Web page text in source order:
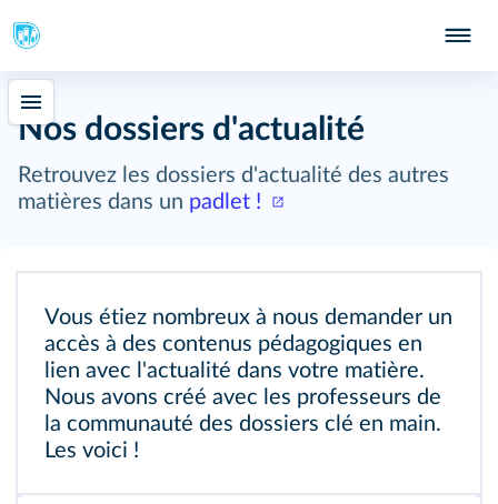
Nos dossiers d'actualité
Retrouvez les dossiers d'actualité des autres
matières dans un padlet !
Vous étiez nombreux à nous demander un
accès à des contenus pédagogiques en
lien avec l'actualité dans votre matière.
Nous avons créé avec les professeurs de
la communauté des dossiers clé en main.
Les voici !